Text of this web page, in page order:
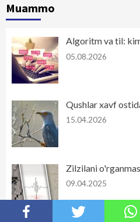
Muammo
Algoritm va til:
05.08.2026
Qushlar xavf
15.04.2026
Zilzilani
09.04.2025